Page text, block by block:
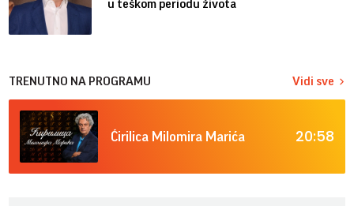
u teškom periodu života
TRENUTNO NA PROGRAMU Vidi sve
Ćirilica Milomira Marića 20:58